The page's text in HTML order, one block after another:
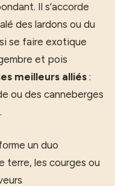
Il s’accorde
des lardons ou du
se faire exotique
et pois
meilleurs alliés:
ou des canneberges
un duo
terre, les courges ou